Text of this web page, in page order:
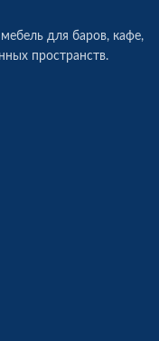
для баров, кафе,
пространств.